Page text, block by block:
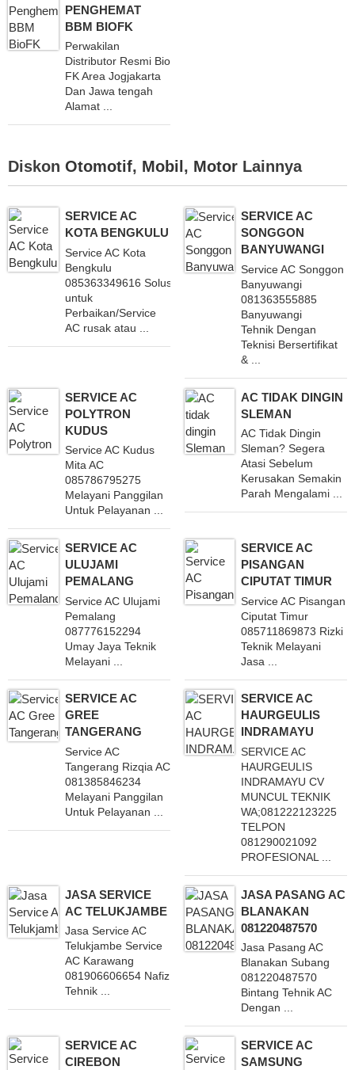
PENGHEMAT
BBM BIOFK
Perwakilan
Distributor Resmi Bio
FK Area Jogjakarta
Dan Jawa tengah
Alamat ...
Diskon Otomotif, Mobil, Motor Lainnya
SERVICE AC
KOTA BENGKULU
Service AC Kota
Bengkulu
085363349616 Solusi
untuk
Perbaikan/Service
AC rusak atau ...
SERVICE AC
SONGGON
BANYUWANGI
Service AC Songgon
Banyuwangi
081363555885
Banyuwangi
Tehnik Dengan
Teknisi Bersertifikat
& ...
SERVICE AC
POLYTRON
KUDUS
Service AC Kudus
Mita AC
085786795275
Melayani Panggilan
Untuk Pelayanan ...
AC TIDAK DINGIN
SLEMAN
AC Tidak Dingin
Sleman? Segera
Atasi Sebelum
Kerusakan Semakin
Parah Mengalami ...
SERVICE AC
ULUJAMI
PEMALANG
Service AC Ulujami
Pemalang
087776152294
Umay Jaya Teknik
Melayani ...
SERVICE AC
PISANGAN
CIPUTAT TIMUR
Service AC Pisangan
Ciputat Timur
085711869873 Rizki
Teknik Melayani
Jasa ...
SERVICE AC
GREE
TANGERANG
Service AC
Tangerang Rizqia AC
081385846234
Melayani Panggilan
Untuk Pelayanan ...
SERVICE AC
HAURGEULIS
INDRAMAYU
SERVICE AC
HAURGEULIS
INDRAMAYU CV
MUNCUL TEKNIK
WA;081222123225
TELPON
081290021092
PROFESIONAL ...
JASA SERVICE
AC TELUKJAMBE
Jasa Service AC
Telukjambe Service
AC Karawang
081906606654 Nafiz
Tehnik ...
JASA PASANG AC
BLANAKAN
081220487570
Jasa Pasang AC
Blanakan Subang
081220487570
Bintang Tehnik AC
Dengan ...
SERVICE AC
CIREBON
SERVICE AC
SAMSUNG